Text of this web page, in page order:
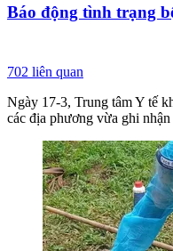
Báo động tình trạng
702 liên quan
Ngày 17-3, Trung tâm Y tế
các địa phương vừa ghi